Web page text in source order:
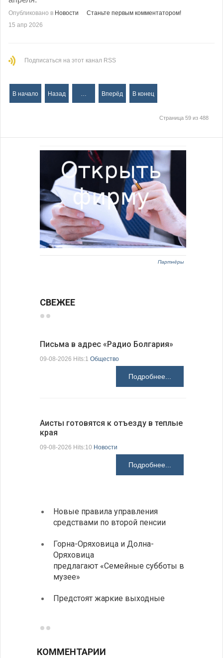
Опубликовано в Новости
Станьте первым комментатором!
15 апр 2026
Подписаться на этот канал RSS
В начало Назад … Вперёд В конец
Страница 59 из 488
Партнёры
СВЕЖЕЕ
Письма в адрес «Радио Болгария»
09-08-2026 Hits:1 Общество
Подробнее...
Аисты готовятся к отъезду в теплые
края
09-08-2026 Hits:10 Новости
Подробнее...
Новые правила управления
средствами по второй пенсии
Горна-Оряховица и Долна-
Оряховица
предлагают «Семейные субботы в
музее»
Предстоят жаркие выходные
КОММЕНТАРИИ